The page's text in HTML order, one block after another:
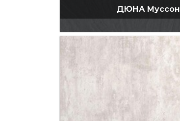
ДЮНА Муссон